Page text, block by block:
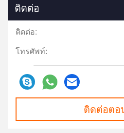
ติดต่อ
ติดต่อ:
โทรศัพท์:
ติดต่อตอ